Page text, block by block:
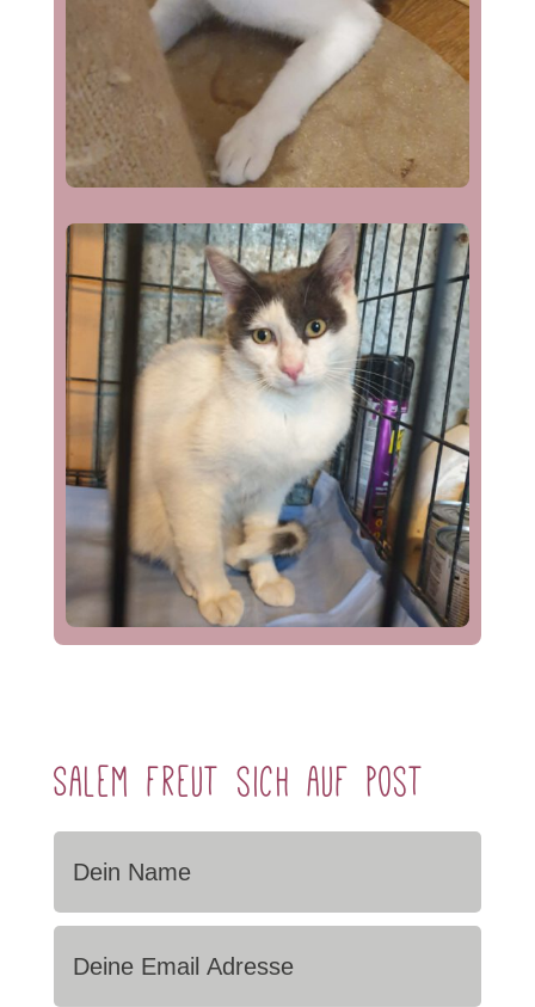
Salem freut sich auf Post